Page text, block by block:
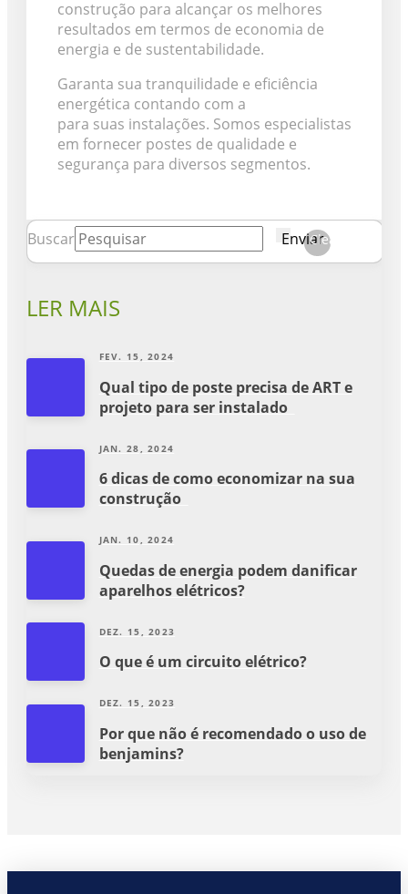
construção para alcançar os melhores
resultados em termos de economia de
energia e de sustentabilidade.
Garanta sua tranquilidade e eficiência
energética contando com a
para suas instalações. Somos especialistas
em fornecer postes de qualidade e
segurança para diversos segmentos.
Buscar Enviar
Clear
LER MAIS
FEV. 15, 2024
Qual tipo de poste precisa de ART e
projeto para ser instalado
JAN. 28, 2024
6 dicas de como economizar na sua
construção
JAN. 10, 2024
Quedas de energia podem danificar
aparelhos elétricos?
DEZ. 15, 2023
O que é um circuito elétrico?
DEZ. 15, 2023
Por que não é recomendado o uso de
benjamins?